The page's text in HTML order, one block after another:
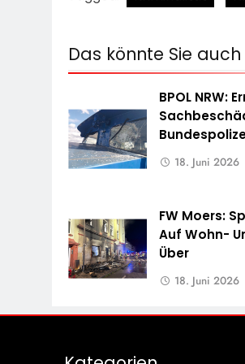
Das könnte Sie
BPOL NRW:
18. Juni 2026
FW Moers:
Auf Wohn-
Über
18. Juni 2026